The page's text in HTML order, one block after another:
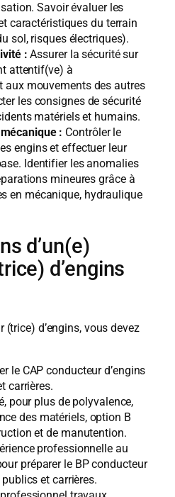
Savoir évaluer les
caractéristiques du terrain
sol, risques électriques).
: Assurer la sécurité sur
attentif(ve) à
aux mouvements des autres
les consignes de sécurité
matériels et humains.
: Contrôler le
engins et effectuer leur
Identifier les anomalies
mineures grâce à
en mécanique, hydraulique
d’un(e)
d’engins
(trice) d’engins, vous devez
le CAP conducteur d’engins
carrières.
pour plus de polyvalence,
des matériels, option B
et de manutention.
professionnelle au
préparer le BP conducteur
et carrières.